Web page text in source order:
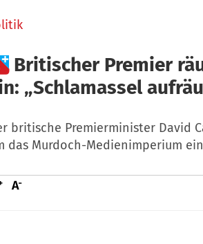
Britischer Premier
„Schlamassel
britische Premierminister David
das Murdoch-Medienimperium